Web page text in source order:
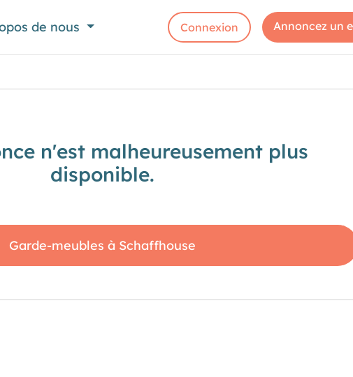
de nous Connexion Annoncez un
n'est malheureusement plus
disponible.
Garde-meubles à Schaffhouse